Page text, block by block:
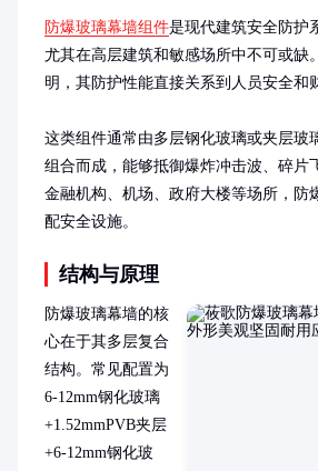
防爆玻璃幕墙组件是现代建筑安全防护
尤其在高层建筑和敏感场所中不可或缺
明，其防护性能直接关系到人员安全和
这类组件通常由多层钢化玻璃或夹层玻
组合而成，能够抵御爆炸冲击波、碎片
金融机构、机场、政府大楼等场所，防
配安全设施。
结构与原理
防爆玻璃幕墙的核
心在于其多层复合
结构。常见配置为
6-12mm钢化玻璃
+1.52mmPVB夹层
+6-12mm钢化玻